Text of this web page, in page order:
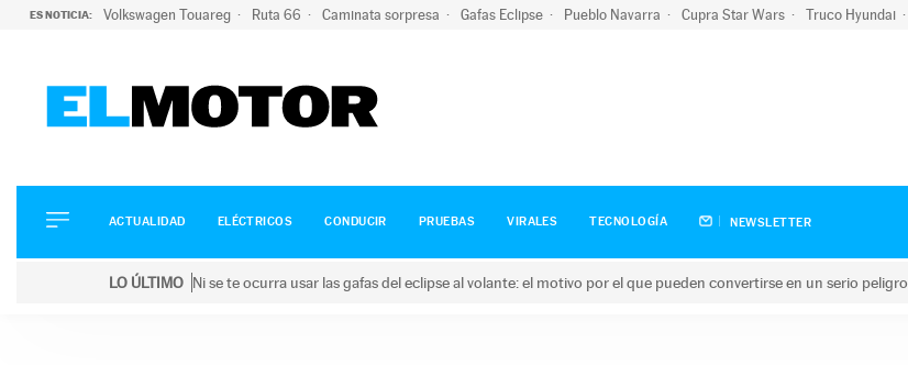
ES NOTICIA: Volkswagen Touareg Ruta 66 Caminata sorpresa Gafas Eclipse Pueblo Navarra Cupra Star Wars Truco Hyundai
ELÉCTRICOS
CONDUCIR
ACTUALIDAD ELÉCTRICOS CONDUCIR PRUEBAS VIRALES TECNOLOGÍA NEWSLETTER
LO ÚLTIMO Ni se te ocurra usar las gafas del eclipse al volante: el motivo por el que pueden convertirse en un serio peligro